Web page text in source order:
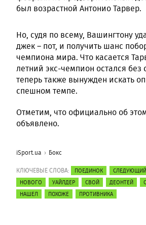
был возрастной Антонио Тарвер.
Но, судя по всему, Вашингтону
джек – пот, и получить шанс
чемпиона мира. Что касается
летний экс-чемпион остался без
теперь также вынужден искать
спешном темпе.
Отметим, что официально об
объявлено.
iSport.ua Бокс
КЛЮЧЕВЫЕ СЛОВА: ПОЕДИНОК СЛЕДУЮЩИЙ
НОВОГО
УАЙЛДЕР СВОЙ ДЕОНТЕЙ
НАШЕЛ
ПОХОЖЕ ПРОТИВНИКА